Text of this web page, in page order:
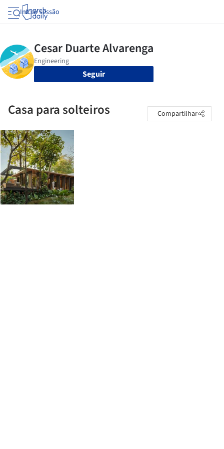
Iniciar sessão
Seguir
Casa para solteiros Compartilhar